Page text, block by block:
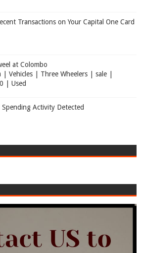
Transactions on Your Capital One Card
at Colombo
| Vehicles | Three Wheelers | sale |
| Used
Spending Activity Detected